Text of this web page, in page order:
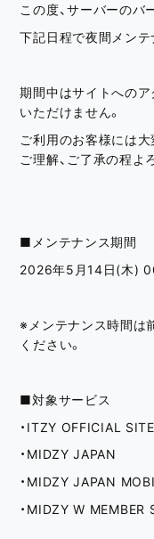
この度、サーバーのバ
下記日程で夜間メンテ
期間中はサイトへのア
いただけません。
ご利用のお客様には
ご理解、ご了承の程よ
■メンテナンス期間
2026年5月14日(木)
※メンテナンス時間は
ください。
■対象サービス
・ITZY OFFICIAL SITE
・MIDZY JAPAN
・MIDZY JAPAN
・MIDZY W MEMBER